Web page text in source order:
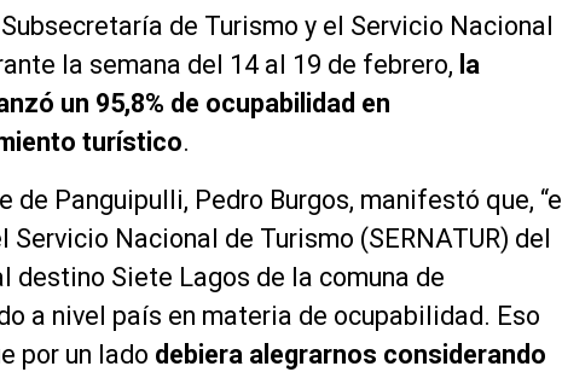
de Turismo y el Servicio Nacional
la semana del 14 al 19 de febrero, la
un 95,8% de ocupabilidad en
turístico.
de Panguipulli, Pedro Burgos, manifestó que, “el
Nacional de Turismo (SERNATUR) del
destino Siete Lagos de la comuna de
a nivel país en materia de ocupabilidad. Eso
por un lado debiera alegrarnos considerando